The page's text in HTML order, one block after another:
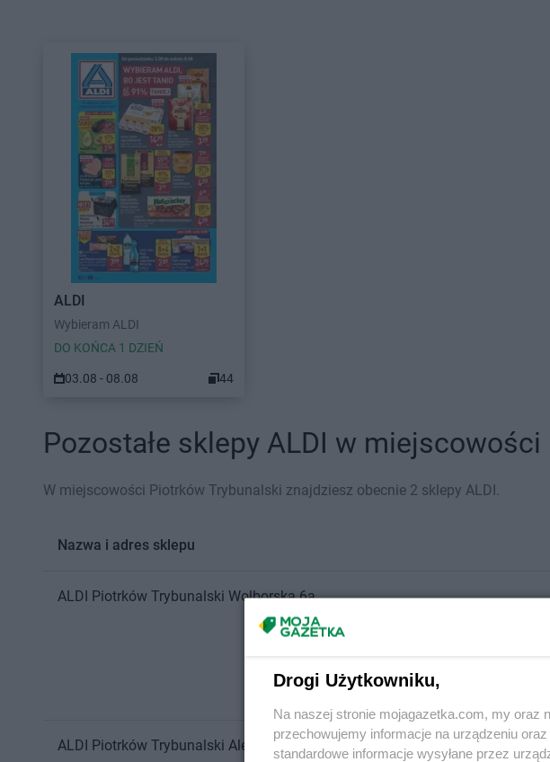
ALDI
Wybieram ALDI
DO KOŃCA 1 DZIEŃ
03.08 - 08.08 44
Pozostałe sklepy ALDI w
W miejscowości Piotrków Trybunalski znajdziesz obecnie 2 sklepy ALDI.
Nazwa i adres sklepu
ALDI Piotrków Trybunalski Wolborska 6a
ALDI Piotrków Trybunalski Aleje Generała Władysława Sikorskiego 5
Drogi Użytkowniku,
Na naszej stronie mojagazetka.com, my oraz
przechowujemy informacje na urządzeniu
standardowe informacje wysyłane przez